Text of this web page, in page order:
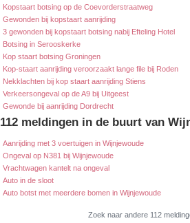
Kopstaart botsing op de Coevorderstraatweg
Gewonden bij kopstaart aanrijding
3 gewonden bij kopstaart botsing nabij Efteling Hotel
Botsing in Serooskerke
Kop staart botsing Groningen
Kop-staart aanrijding veroorzaakt lange file bij Roden
Nekklachten bij kop staart aanrijding Stiens
Verkeersongeval op de A9 bij Uitgeest
Gewonde bij aanrijding Dordrecht
112 meldingen in de buurt van
Aanrijding met 3 voertuigen in Wijnjewoude
Ongeval op N381 bij Wijnjewoude
Vrachtwagen kantelt na ongeval
Auto in de sloot
Auto botst met meerdere bomen in Wijnjewoude
Zoek naar andere 112